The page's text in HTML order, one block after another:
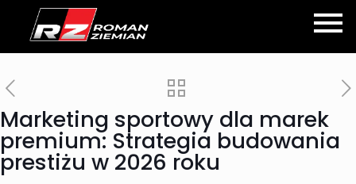
Marketing sportowy dla marek
premium: Strategia budowania
prestiżu w 2026 roku